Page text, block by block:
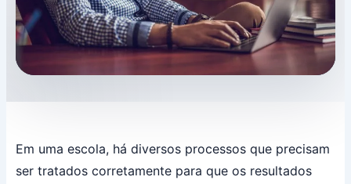
Em uma escola, há diversos processos que precisam
ser tratados corretamente para que os resultados